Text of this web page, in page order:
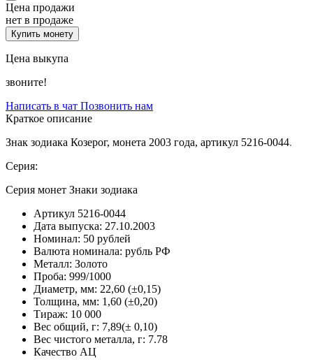
Цена продажи
нет в продаже
Купить монету
Цена выкупа
звоните!
Написать в чат Позвонить нам
Краткое описание
Знак зодиака Козерог, монета 2003 года, артикул 5216-0044.
Серия:
Серия монет Знаки зодиака
Артикул 5216-0044
Дата выпуска: 27.10.2003
Номинал: 50 рублей
Валюта номинала: рубль РФ
Металл: Золото
Проба: 999/1000
Диаметр, мм: 22,60 (±0,15)
Толщина, мм: 1,60 (±0,20)
Тираж: 10 000
Вес общий, г: 7,89(± 0,10)
Вес чистого металла, г: 7.78
Качество АЦ